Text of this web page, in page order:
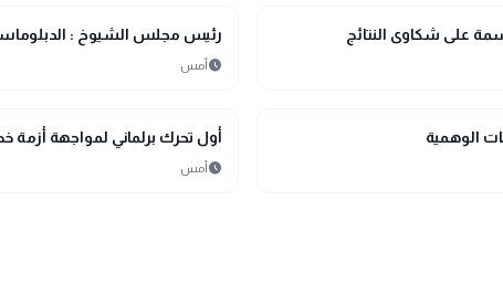
على شكاوى النتائج account_balance
برلمان ونواب
رئيس مجلس الشيوخ :
scheduleأمس
الوهمية account_balance
برلمان ونواب
أول تحرك برلماني لمواجهة
scheduleأمس